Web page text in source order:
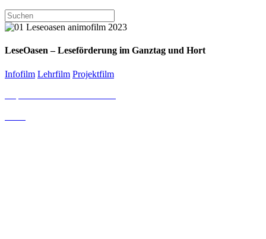
LeseOasen – Leseförderung im Ganztag und Hort
Infofilm Lehrfilm Projektfilm